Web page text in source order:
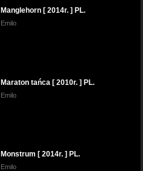
Manglehorn [ 2014r. ] PL.
Emilo
Maraton tańca [ 2010r. ] PL.
Emilo
Monstrum [ 2014r. ] PL.
Emilo